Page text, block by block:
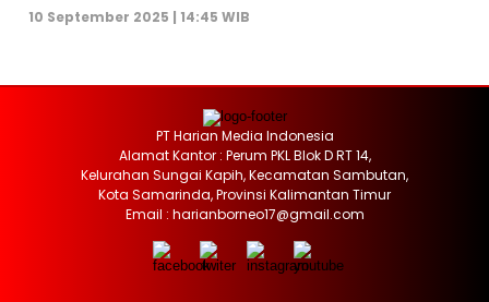
10 September 2025 | 14:45 WIB
PT Harian Media Indonesia
Alamat Kantor : Perum PKL Blok D RT 14,
Kelurahan Sungai Kapih, Kecamatan Sambutan,
Kota Samarinda, Provinsi Kalimantan Timur
Email : harianborneo17@gmail.com